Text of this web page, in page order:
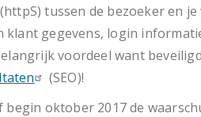
(httpS) tussen de bezoeker en
klant gegevens, login
voordeel want
(SEO)!
begin oktober 2017 de